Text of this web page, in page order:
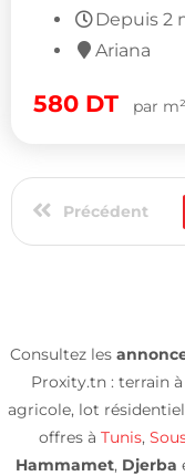
Depuis 2
Ariana
580 DT par m²
Précédent
Consultez les
Proxity.tn : terrain
agricole, lot
offres à Tunis,
Hammamet, Djerba